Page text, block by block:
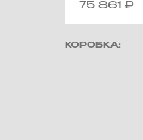
75 861₽
КОРОБКА: